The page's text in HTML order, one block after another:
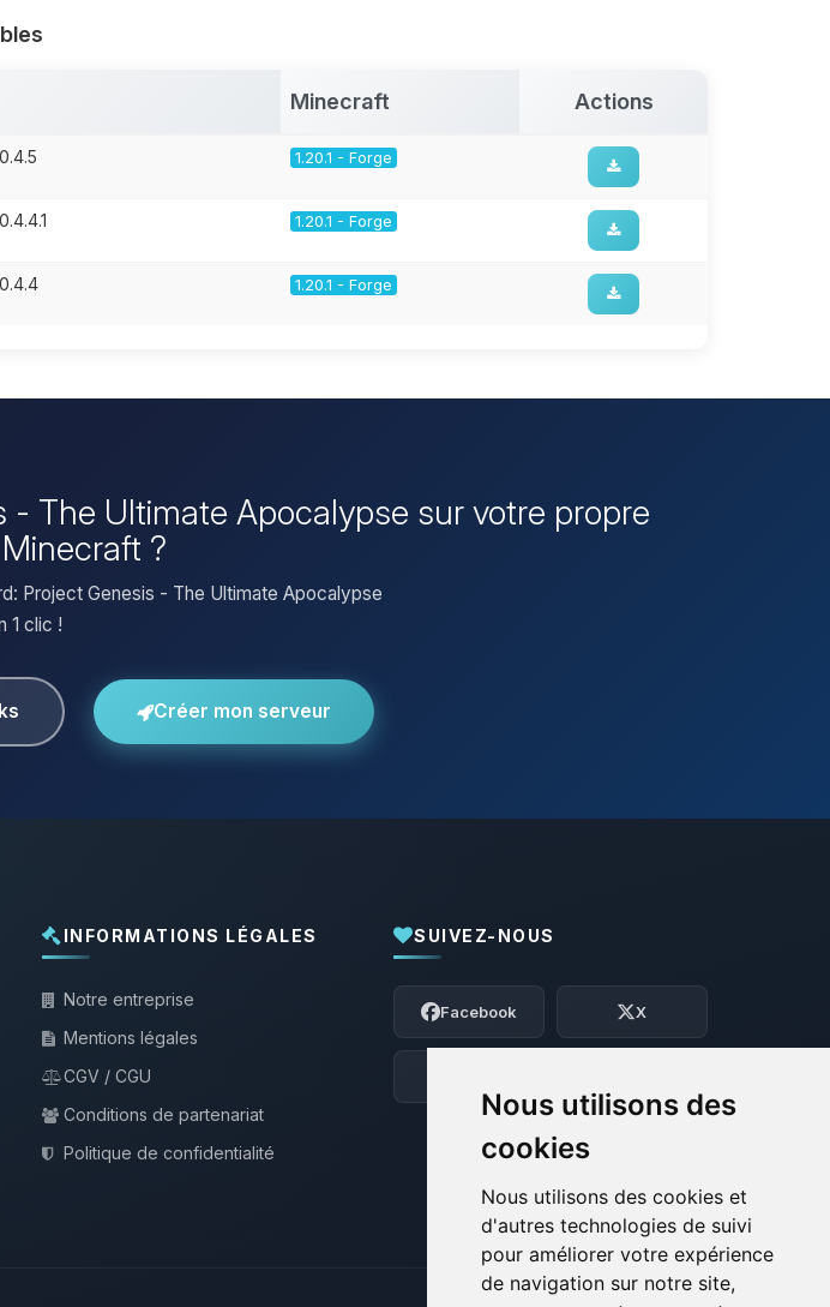
Nous utilisons des
cookies
Nous utilisons des cookies et
d'autres technologies de suivi
pour améliorer votre expérience
de navigation sur notre site,
Minecraft Actions
1.20.1 - Forge
1.20.1 - Forge
1.20.1 - Forge
- The Ultimate Apocalypse sur votre propre
?
Project Genesis - The Ultimate Apocalypse
1 clic !
Créer mon serveur
INFORMATIONS LÉGALES
Notre entreprise
Mentions légales
CGV / CGU
Conditions de partenariat
Politique de confidentialité
SUIVEZ-NOUS
Facebook X
Youpi, enfin quelqu’un pour me parler !
Moi c’est Choupy, ton petit assistant
BoxToPlay. Dis-moi ce dont tu as besoin
et je vais remuer mes petits circuits
06/08/2026 à 19:34